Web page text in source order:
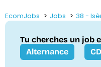
EcomJobs Jobs 38 -
Tu cherches un job
Alternance